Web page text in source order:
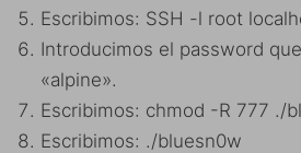
Escribimos: SSH -l root
Introducimos el password
«alpine».
Escribimos: chmod -R 777 ./
Escribimos: ./bluesn0w